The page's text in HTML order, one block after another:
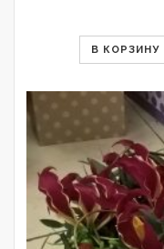
В КОРЗИНУ